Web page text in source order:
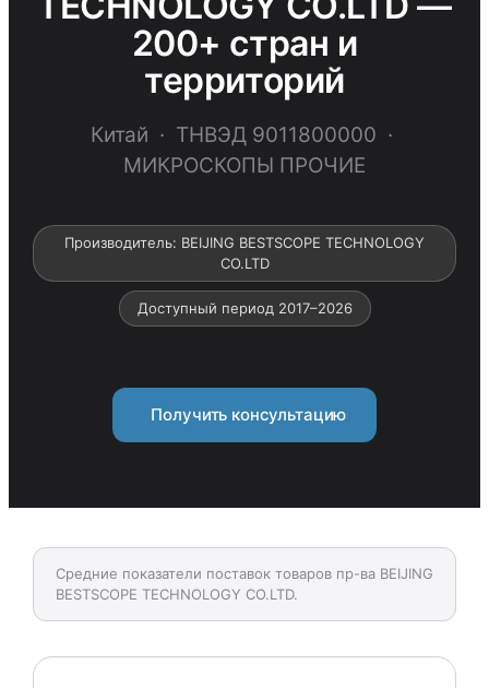
200+ стран и
территорий
Китай · ТНВЭД 9011800000 ·
МИКРОСКОПЫ ПРОЧИЕ
Производитель: BEIJING BESTSCOPE TECHNOLOGY
СО.LTD
Доступный период 2017–2026
Получить консультацию
Средние показатели поставок товаров пр-ва BEIJING
BESTSCOPE TECHNOLOGY СО.LTD.